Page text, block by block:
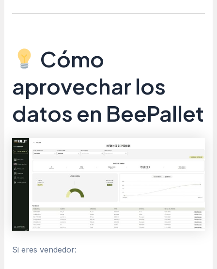
Cómo
aprovechar los
datos en BeePallet
Si eres vendedor: